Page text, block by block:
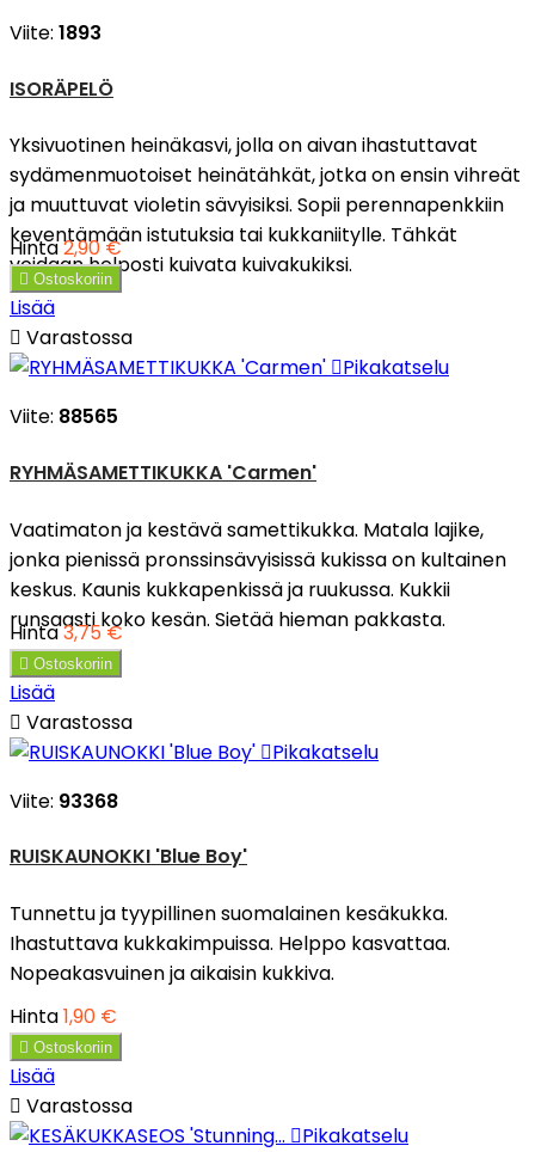
Viite: 1893
ISORÄPELÖ
Yksivuotinen heinäkasvi, jolla on aivan ihastuttavat
sydämenmuotoiset heinätähkät, jotka on ensin vihreät
ja muuttuvat violetin sävyisiksi. Sopii perennapenkkiin
keventämään istutuksia tai kukkaniitylle. Tähkät
voidaan helposti kuivata kuivakukiksi.
Hinta2,90 €
 Ostoskoriin
Lisää
 Varastossa
Pikakatselu
Viite: 88565
RYHMÄSAMETTIKUKKA 'Carmen'
Vaatimaton ja kestävä samettikukka. Matala lajike,
jonka pienissä pronssinsävyisissä kukissa on kultainen
keskus. Kaunis kukkapenkissä ja ruukussa. Kukkii
runsaasti koko kesän. Sietää hieman pakkasta.
Hinta3,75 €
 Ostoskoriin
Lisää
 Varastossa
Pikakatselu
Viite: 93368
RUISKAUNOKKI 'Blue Boy'
Tunnettu ja tyypillinen suomalainen kesäkukka.
Ihastuttava kukkakimpuissa. Helppo kasvattaa.
Nopeakasvuinen ja aikaisin kukkiva.
Hinta1,90 €
 Ostoskoriin
Lisää
 Varastossa
Pikakatselu